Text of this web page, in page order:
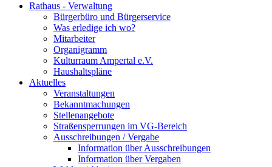
Rathaus - Verwaltung
Bürgerbüro und Bürgerservice
Was erledige ich wo?
Mitarbeiter
Organigramm
Kulturraum Ampertal e.V.
Haushaltspläne
Aktuelles
Veranstaltungen
Bekanntmachungen
Stellenangebote
Straßensperrungen im VG-Bereich
Ausschreibungen / Vergabe
Information über Ausschreibungen
Information über Vergaben